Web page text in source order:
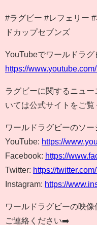
#ラグビー #レフェリー
ドカップセブンズ
YouTubeでワールドラグ
https://
ラグビーに関するニュ
いては公式サイトをご覧
ワールドラグビーのソー
YouTube: https://
Facebook: https://
Twitter: https://
Instagram: https://
ワールドラグビーの映
ご連絡ください➡️